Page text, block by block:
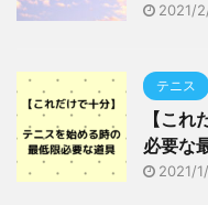
2021/
テニス
【こ
必要な
2021/